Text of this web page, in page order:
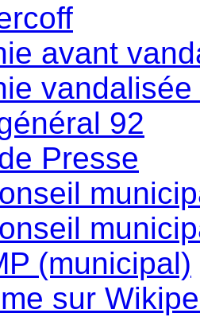
avant
92
Presse
(municipal)
sur